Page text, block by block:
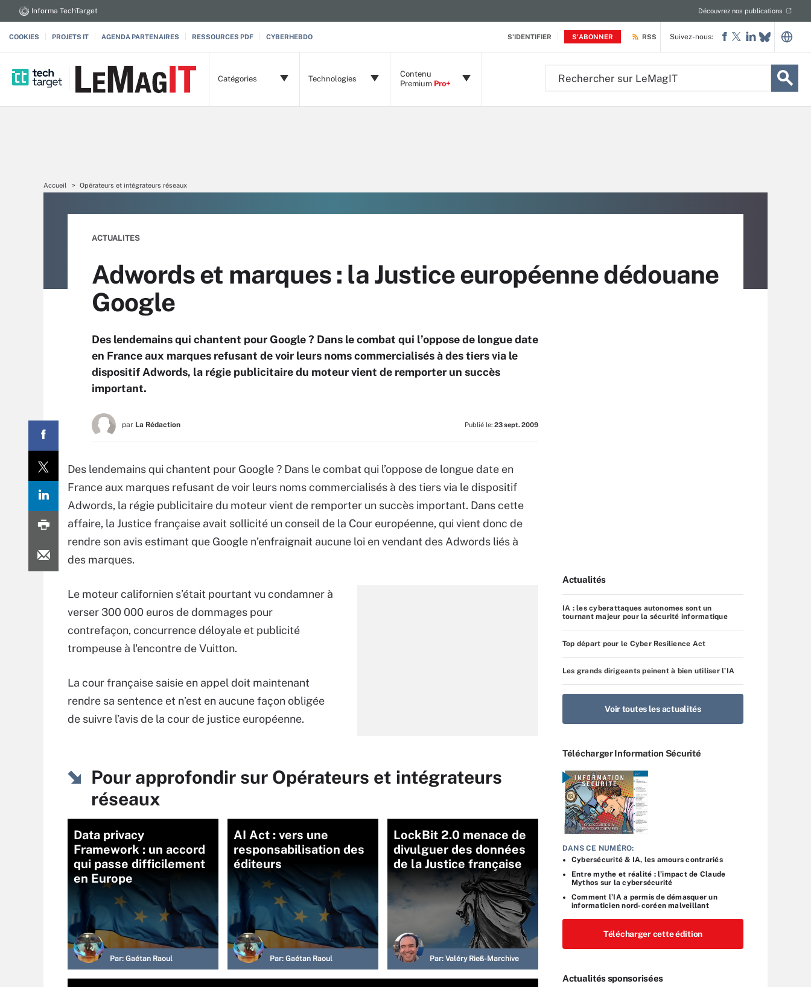
S'IDENTIFIER S'ABONNER
Informa TechTarget Découvrez nos publications
COOKIES PROJETS IT AGENDA PARTENAIRES RESSOURCES PDF CYBERHEBDO RSS
Catégories Technologies
Contenu
Premium Pro+
Suivez-nous:
Accueil Opérateurs et intégrateurs réseaux
ACTUALITES
Adwords et marques : la Justice européenne dédouane
Google
Des lendemains qui chantent pour Google ? Dans le combat qui l’oppose de longue date
en France aux marques refusant de voir leurs noms commercialisés à des tiers via le
dispositif Adwords, la régie publicitaire du moteur vient de remporter un succès
important.
par La Rédaction Publié le: 23 sept. 2009
Des lendemains qui chantent pour Google ? Dans le combat qui l’oppose de longue date en
France aux marques refusant de voir leurs noms commercialisés à des tiers via le dispositif
Adwords, la régie publicitaire du moteur vient de remporter un succès important. Dans cette
affaire, la Justice française avait sollicité un conseil de la Cour européenne, qui vient donc de
rendre son avis estimant que Google n’enfraignait aucune loi en vendant des Adwords liés à
des marques.
Le moteur californien s’était pourtant vu condamner à
verser 300 000 euros de dommages pour
contrefaçon, concurrence déloyale et publicité
trompeuse à l'encontre de Vuitton.
La cour française saisie en appel doit maintenant
rendre sa sentence et n’est en aucune façon obligée
de suivre l’avis de la cour de justice européenne.
Pour approfondir sur Opérateurs et intégrateurs
réseaux
Data privacy
Framework : un accord
qui passe difficilement
en Europe
Par: Gaétan Raoul
AI Act : vers une
responsabilisation des
éditeurs
Par: Gaétan Raoul
LockBit 2.0 menace de
divulguer des données
de la Justice française
Par: Valéry Rieß-Marchive
Actualités
IA : les cyberattaques autonomes sont un
tournant majeur pour la sécurité informatique
Top départ pour le Cyber Resilience Act
Les grands dirigeants peinent à bien utiliser l’IA
Voir toutes les actualités
Télécharger Information Sécurité
DANS CE NUMÉRO:
Cybersécurité & IA, les amours contrariés
Entre mythe et réalité : l’impact de Claude
Mythos sur la cybersécurité
Comment l’IA a permis de démasquer un
informaticien nord-coréen malveillant
Télécharger cette édition
Actualités sponsorisées